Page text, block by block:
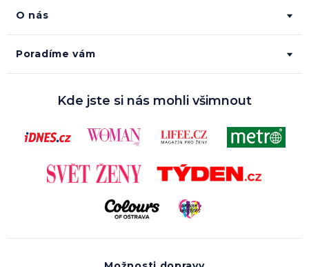
O nás
Poradíme vám
Kde jste si nás mohli všimnout